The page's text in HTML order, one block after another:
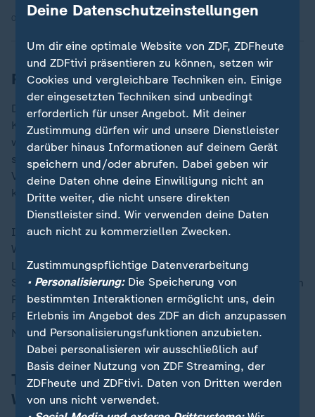
04.02.2026 | 1:33 min
Russland setzt Angriffe auf Ukraine fort
Der ukrainische PräsidentWolodymyr Selenskyj
KremlchefWladimir Putinwegen der Luftangriffe vor,
weiter auf Krieg und die Zerstörung der Ukraine zu
setzen, nicht auf Diplomatie. "Die Arbeit unseres
Verhandlungsteams wird entsprechend angepasst",
kündigte er an, ohne Details zu nennen.
In der Nacht auf Dienstag, einer der kältesten des
Winters, gab es eine weitere Welle schwerer
Luftangriffe auf Kiew, Charkiw und andere ukrainische
Städte. Erneut saßen Millionen Menschen bei strengem
Frost ohne Strom und Heizung da. Die
Reparaturarbeiten an dem seit Monaten beschädigten
Netz wurden zurückgeworfen.
Trump über Luftangriffe: Putin hat sein
Wort gehalten
Deine Datenschutzeinstellungen
Um dir eine optimale Website von ZDF, ZDFheute
und ZDFtivi präsentieren zu können, setzen wir
Cookies und vergleichbare Techniken ein. Einige
der eingesetzten Techniken sind unbedingt
erforderlich für unser Angebot. Mit deiner
Zustimmung dürfen wir und unsere Dienstleister
darüber hinaus Informationen auf deinem Gerät
speichern und/oder abrufen. Dabei geben wir
deine Daten ohne deine Einwilligung nicht an
Dritte weiter, die nicht unsere direkten
Dienstleister sind. Wir verwenden deine Daten
auch nicht zu kommerziellen Zwecken.
Zustimmungspflichtige Datenverarbeitung
• Personalisierung:Die Speicherung von
bestimmten Interaktionen ermöglicht uns, dein
Erlebnis im Angebot des ZDF an dich anzupassen
und Personalisierungsfunktionen anzubieten.
Dabei personalisieren wir ausschließlich auf
Basis deiner Nutzung von ZDF Streaming, der
ZDFheute und ZDFtivi. Daten von Dritten werden
von uns nicht verwendet.